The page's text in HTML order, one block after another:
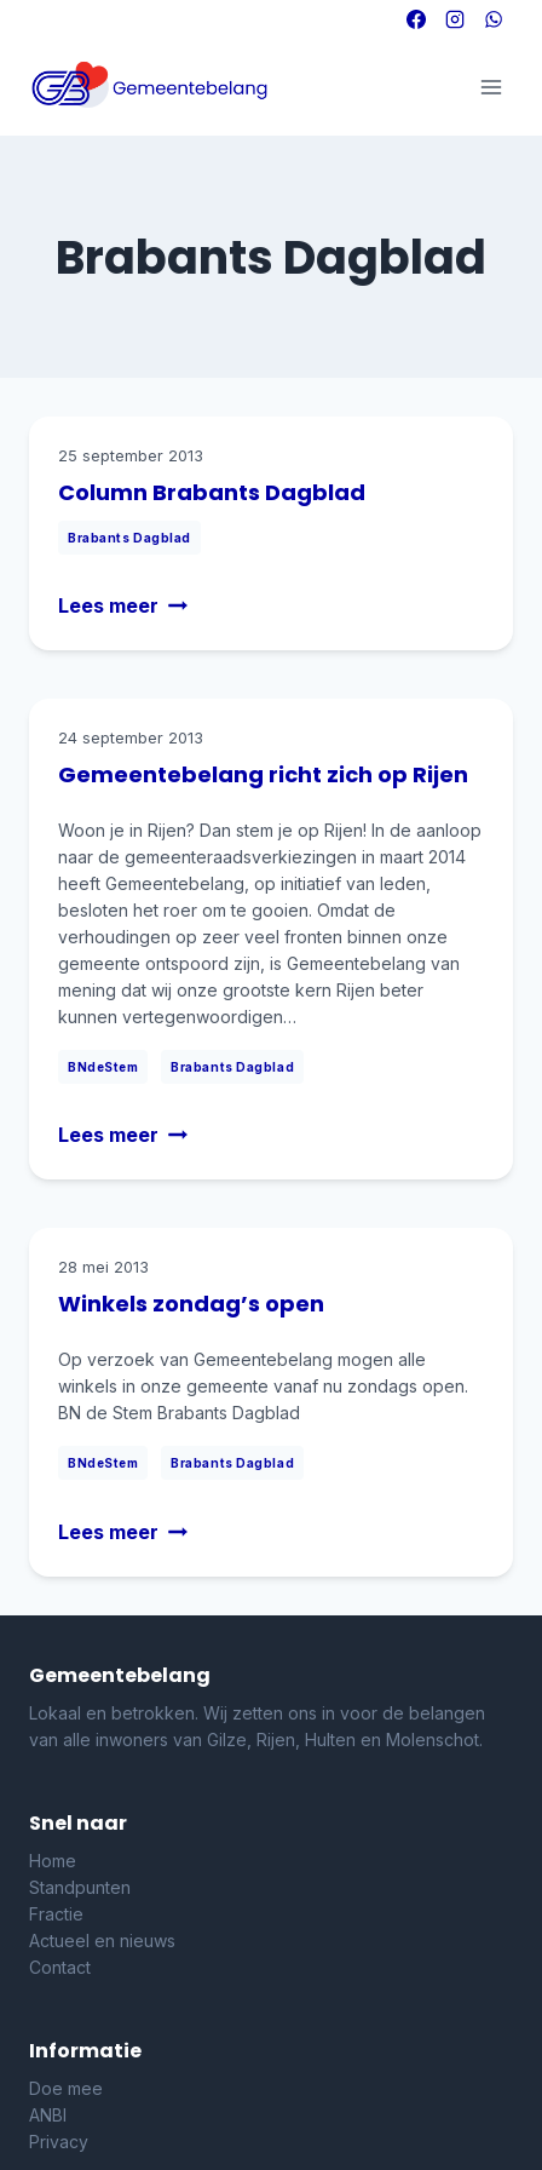
inhoud
Brabants Dagblad
Brabants Dagblad
Column Brabants Dagblad
25 september 2013
Lees meer Column
BNdeStem Brabants Dagblad
Gemeentebelang richt zich op Rijen
24 september 2013
Woon je in Rijen? Dan stem je op Rijen! In de aanloop
naar de gemeenteraadsverkiezingen in maart 2014
heeft Gemeentebelang, op initiatief van leden,
besloten het roer om te gooien. Omdat de
verhoudingen op zeer veel fronten binnen onze
gemeente ontspoord zijn, is Gemeentebelang van
mening dat wij onze grootste kern Rijen beter
kunnen vertegenwoordigen…
Lees meer Gemeentebelang
BNdeStem Brabants Dagblad
Winkels zondag’s open
28 mei 2013
Op verzoek van Gemeentebelang mogen alle
winkels in onze gemeente vanaf nu zondags open.
BN de Stem Brabants Dagblad
Lees meer Winkels
Gemeentebelang
Lokaal en betrokken. Wij zetten ons in voor de belangen
van alle inwoners van Gilze, Rijen, Hulten en Molenschot.
Snel naar
Home
Standpunten
Fractie
Actueel en nieuws
Contact
Informatie
Doe mee
ANBI
Privacy